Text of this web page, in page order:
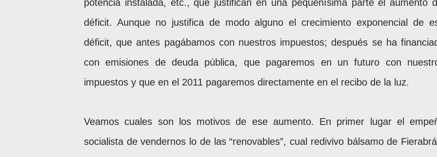
potencia instalada, etc., que justifican en una pequeñísima parte el aumento
déficit. Aunque no justifica de modo alguno el crecimiento exponencial de
déficit, que antes pagábamos con nuestros impuestos; después se ha
con emisiones de deuda pública, que pagaremos en un futuro con
impuestos y que en el 2011 pagaremos directamente en el recibo de la luz.
Veamos cuales son los motivos de ese aumento. En primer lugar el
socialista de vendernos lo de las “renovables”, cual redivivo bálsamo de